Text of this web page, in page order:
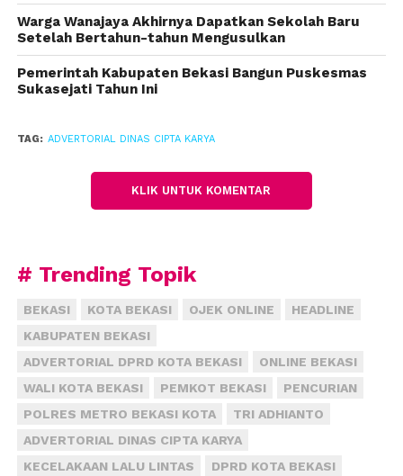
Dia mengatakan ulasan mitigasi bencana ini muncul
setelah tim penyusun revisi tata ruang wilayah
menemukan potensi sesar baribis yang melintasi
Kabupaten Bekasi. Dari dasar itu, pihaknya bakal
mempelajari lebih lanjut sehingga dapat
penyusun revisi RTRW. Selanjutnya akan kami
dalami lebih lanjut,” ucapnya.
temuan ini sebab berkaitan langsung dengan
menekan risiko bencana.
“Seperti disampaikan sebelumnya, segera
evakuasi dan titik evakuasi. Kalau pun tidak, jadi
maka mau tidak mau kita lakukan penguatan
bangunan agar tahan gempa,” katanya.
Warga Wanajaya Akhirnya Dapatkan Sekolah Baru
Setelah Bertahun-tahun Mengusulkan
Pemerintah Kabupaten Bekasi Bangun Puskesmas
Sukasejati Tahun Ini
TAG: ADVERTORIAL DINAS CIPTA KARYA
KLIK UNTUK KOMENTAR
# Trending Topik
BEKASI KOTA BEKASI OJEK ONLINE
HEADLINE
KABUPATEN BEKASI
ADVERTORIAL DPRD KOTA BEKASI
ONLINE BEKASI
WALI KOTA BEKASI
PEMKOT BEKASI
PENCURIAN
POLRES METRO BEKASI KOTA
TRI ADHIANTO
ADVERTORIAL DINAS CIPTA KARYA
KECELAKAAN LALU LINTAS
DPRD KOTA BEKASI